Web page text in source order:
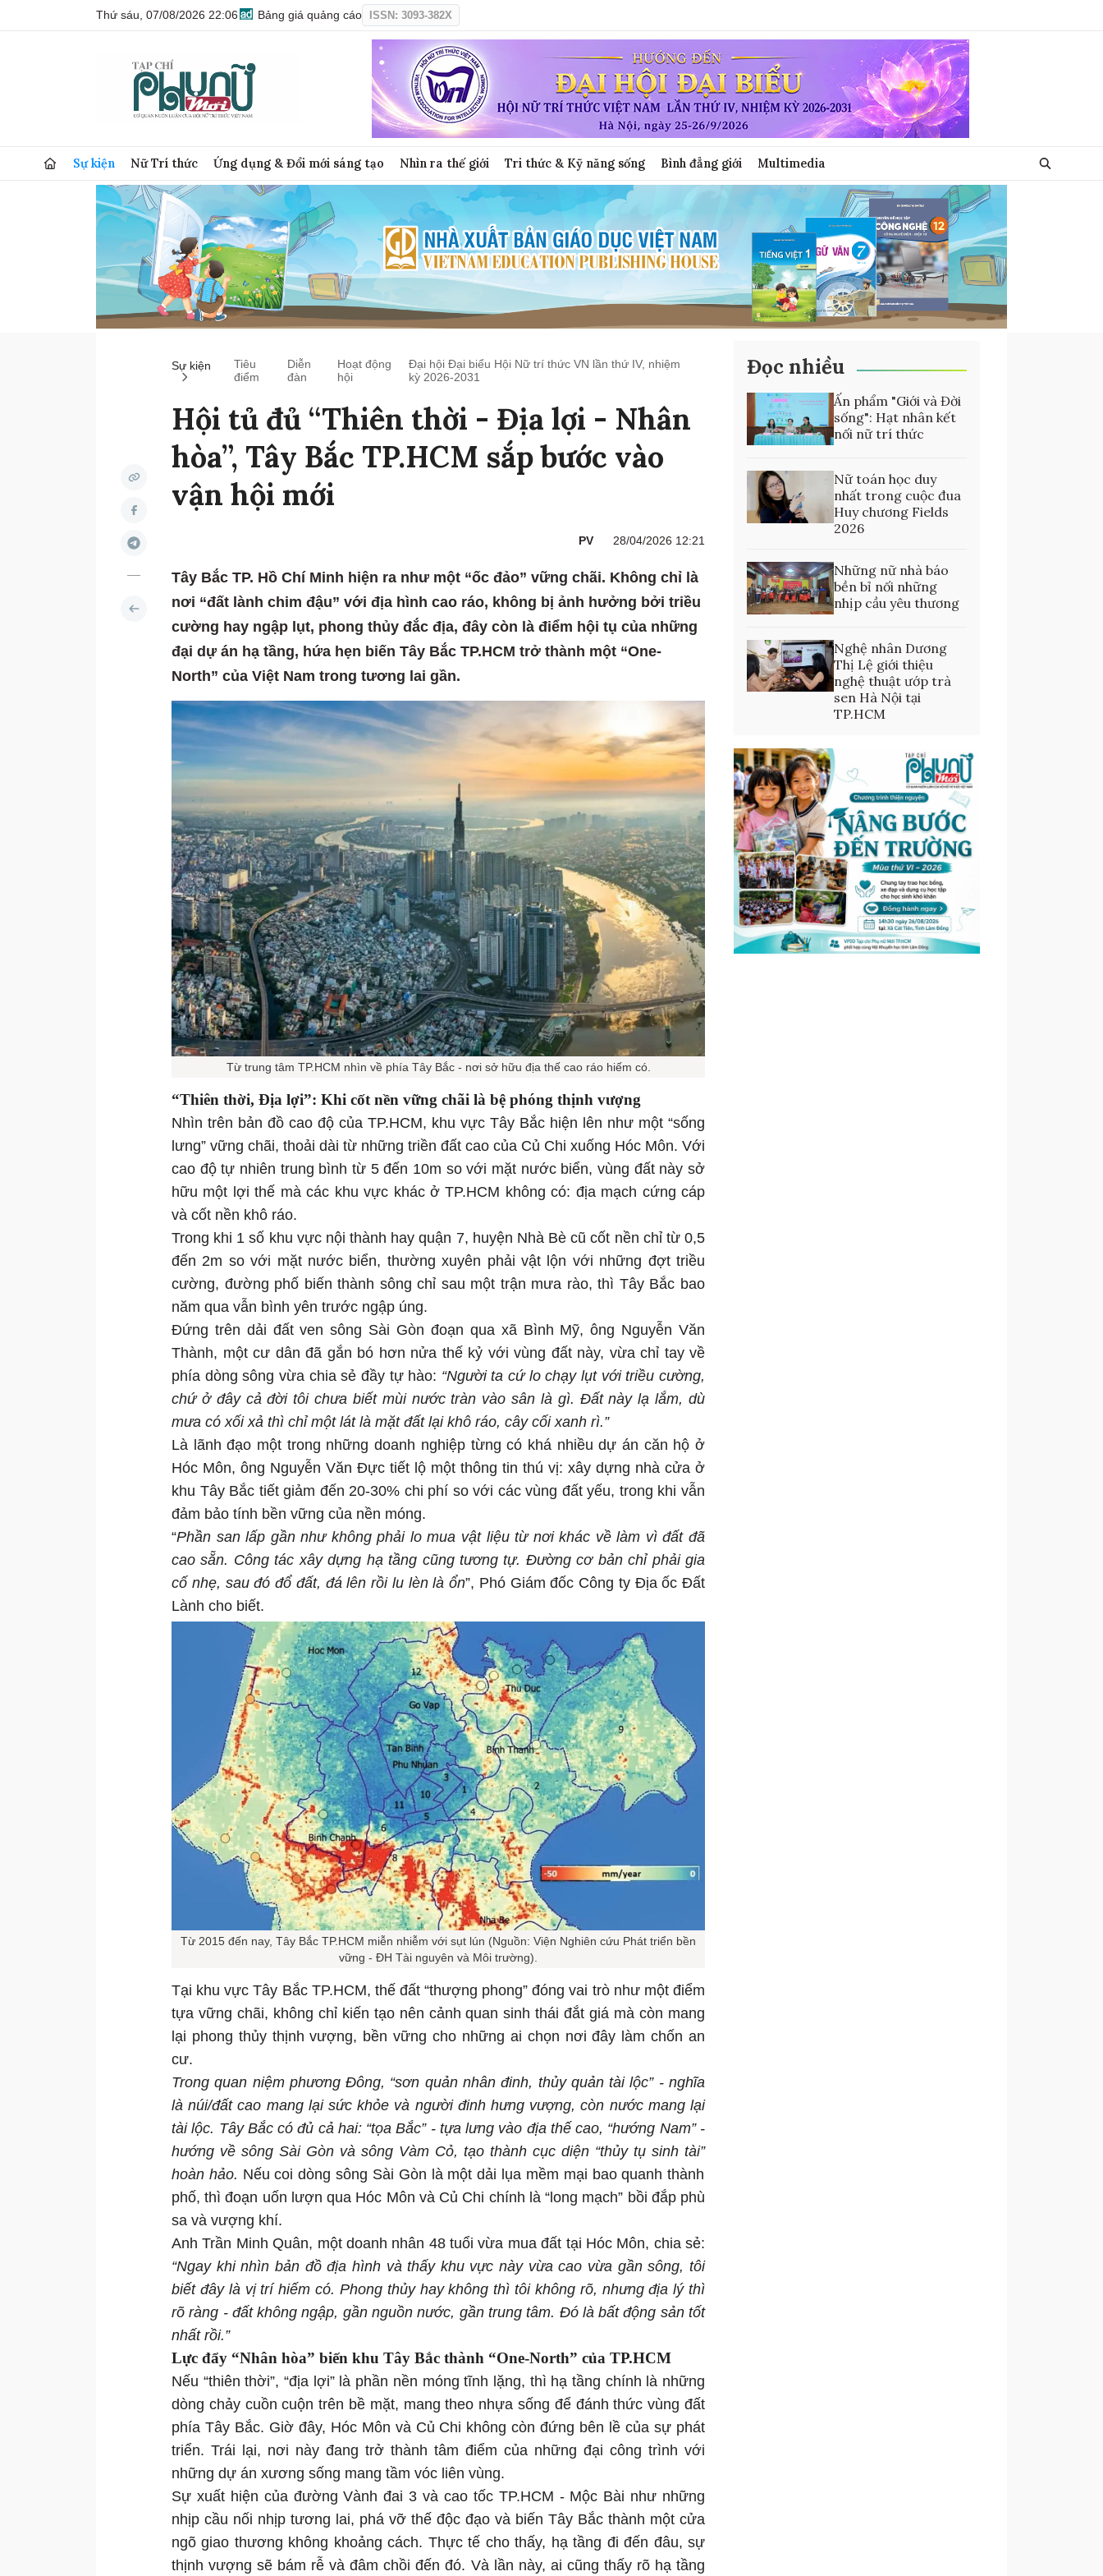
Thứ sáu, 07/08/2026 22:06 Bảng giá quảng cáo ISSN: 3093-382X
Sự kiện Nữ Trí thức Ứng dụng & Đổi mới sáng tạo Nhìn ra thế giới Tri thức & Kỹ năng sống Bình đẳng giới Multimedia
Sự kiện
Tiêu
điểm
Diễn
đàn
Hoạt động
hội
Đại hội Đại biểu Hội Nữ trí thức VN lần thứ IV, nhiệm
kỳ 2026-2031
Hội tủ đủ “Thiên thời - Địa lợi - Nhân
hòa”, Tây Bắc TP.HCM sắp bước vào
vận hội mới
PV 28/04/2026 12:21
Tây Bắc TP. Hồ Chí Minh hiện ra như một “ốc đảo” vững chãi. Không chỉ là
nơi “đất lành chim đậu” với địa hình cao ráo, không bị ảnh hưởng bởi triều
cường hay ngập lụt, phong thủy đắc địa, đây còn là điểm hội tụ của những
đại dự án hạ tầng, hứa hẹn biến Tây Bắc TP.HCM trở thành một “One-
North” của Việt Nam trong tương lai gần.
Từ trung tâm TP.HCM nhìn về phía Tây Bắc - nơi sở hữu địa thế cao ráo hiếm có.
“Thiên thời, Địa lợi”: Khi cốt nền vững chãi là bệ phóng thịnh vượng
Nhìn trên bản đồ cao độ của TP.HCM, khu vực Tây Bắc hiện lên như một “sống
lưng” vững chãi, thoải dài từ những triền đất cao của Củ Chi xuống Hóc Môn. Với
cao độ tự nhiên trung bình từ 5 đến 10m so với mặt nước biển, vùng đất này sở
hữu một lợi thế mà các khu vực khác ở TP.HCM không có: địa mạch cứng cáp
và cốt nền khô ráo.
Trong khi 1 số khu vực nội thành hay quận 7, huyện Nhà Bè cũ cốt nền chỉ từ 0,5
đến 2m so với mặt nước biển, thường xuyên phải vật lộn với những đợt triều
cường, đường phố biến thành sông chỉ sau một trận mưa rào, thì Tây Bắc bao
năm qua vẫn bình yên trước ngập úng.
Đứng trên dải đất ven sông Sài Gòn đoạn qua xã Bình Mỹ, ông Nguyễn Văn
Thành, một cư dân đã gắn bó hơn nửa thế kỷ với vùng đất này, vừa chỉ tay về
phía dòng sông vừa chia sẻ đầy tự hào: “Người ta cứ lo chạy lụt với triều cường,
chứ ở đây cả đời tôi chưa biết mùi nước tràn vào sân là gì. Đất này lạ lắm, dù
mưa có xối xả thì chỉ một lát là mặt đất lại khô ráo, cây cối xanh rì.”
Là lãnh đạo một trong những doanh nghiệp từng có khá nhiều dự án căn hộ ở
Hóc Môn, ông Nguyễn Văn Đực tiết lộ một thông tin thú vị: xây dựng nhà cửa ở
khu Tây Bắc tiết giảm đến 20-30% chi phí so với các vùng đất yếu, trong khi vẫn
đảm bảo tính bền vững của nền móng.
“Phần san lấp gần như không phải lo mua vật liệu từ nơi khác về làm vì đất đã
cao sẵn. Công tác xây dựng hạ tầng cũng tương tự. Đường cơ bản chỉ phải gia
cố nhẹ, sau đó đổ đất, đá lên rồi lu lèn là ổn”, Phó Giám đốc Công ty Địa ốc Đất
Lành cho biết.
Từ 2015 đến nay, Tây Bắc TP.HCM miễn nhiễm với sụt lún (Nguồn: Viện Nghiên cứu Phát triển bền
vững - ĐH Tài nguyên và Môi trường).
Tại khu vực Tây Bắc TP.HCM, thế đất “thượng phong” đóng vai trò như một điểm
tựa vững chãi, không chỉ kiến tạo nên cảnh quan sinh thái đắt giá mà còn mang
lại phong thủy thịnh vượng, bền vững cho những ai chọn nơi đây làm chốn an
cư.
Trong quan niệm phương Đông, “sơn quản nhân đinh, thủy quản tài lộc” - nghĩa
là núi/đất cao mang lại sức khỏe và người đinh hưng vượng, còn nước mang lại
tài lộc. Tây Bắc có đủ cả hai: “tọa Bắc” - tựa lưng vào địa thế cao, “hướng Nam” -
hướng về sông Sài Gòn và sông Vàm Cỏ, tạo thành cục diện “thủy tụ sinh tài”
hoàn hảo. Nếu coi dòng sông Sài Gòn là một dải lụa mềm mại bao quanh thành
phố, thì đoạn uốn lượn qua Hóc Môn và Củ Chi chính là “long mạch” bồi đắp phù
sa và vượng khí.
Anh Trần Minh Quân, một doanh nhân 48 tuổi vừa mua đất tại Hóc Môn, chia sẻ:
“Ngay khi nhìn bản đồ địa hình và thấy khu vực này vừa cao vừa gần sông, tôi
biết đây là vị trí hiếm có. Phong thủy hay không thì tôi không rõ, nhưng địa lý thì
rõ ràng - đất không ngập, gầnnguồnnước, gần trung tâm. Đó là bất động sản tốt
nhất rồi.”
Lực đẩy “Nhân hòa” biến khu Tây Bắc thành “One-North” của TP.HCM
Nếu “thiên thời”, “địa lợi” là phần nền móng tĩnh lặng, thì hạ tầng chính là những
dòng chảy cuồn cuộn trên bề mặt, mang theo nhựa sống để đánh thức vùng đất
phía Tây Bắc. Giờ đây, Hóc Môn và Củ Chi không còn đứng bên lề của sự phát
triển. Trái lại, nơi này đang trở thành tâm điểm của những đại công trình với
những dự án xương sống mang tầm vóc liên vùng.
Sự xuất hiện của đường Vành đai 3 và cao tốc TP.HCM - Mộc Bài như những
nhịp cầu nối nhịp tương lai, phá vỡ thế độc đạo và biến Tây Bắc thành một cửa
ngõ giao thương không khoảng cách. Thực tế cho thấy, hạ tầng đi đến đâu, sự
thịnh vượng sẽ bám rễ và đâm chồi đến đó. Và lần này, ai cũng thấy rõ hạ tầng
Đọc nhiều
Ấn phẩm "Giới và Đời
sống": Hạt nhân kết
nối nữ trí thức
Nữ toán học duy
nhất trong cuộc đua
Huy chương Fields
2026
Những nữ nhà báo
bền bỉ nối những
nhịp cầu yêu thương
Nghệ nhân Dương
Thị Lệ giới thiệu
nghệ thuật ướp trà
sen Hà Nội tại
TP.HCM